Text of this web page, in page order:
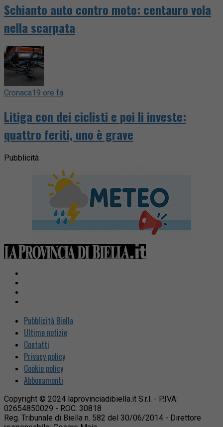
Schianto auto contro moto: centauro vola
nella scarpata
Cronaca19 ore fa
Litiga con dei ciclisti e poi li investe:
quattro feriti, uno è grave
Pubblicità
Pubblicità Biella
Ultime notizie
Contatti
Privacy policy
Cookie policy
Abbonamenti
Copyright © 2024 laprovinciadibiella.it S.r.l. - P.IVA:
02654850029 - ROC: 30818
Reg. Tribunale di Biella n. 582 del 30/06/2014 - Direttore